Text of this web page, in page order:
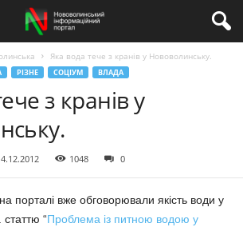
Яка вода тече з кранів у Нововолинську.
РІЗНЕ СОЦІУМ ВЛАДА
з кранів у
1048 0
порталі вже обговорювали якість води у
“Проблема із питною водою у